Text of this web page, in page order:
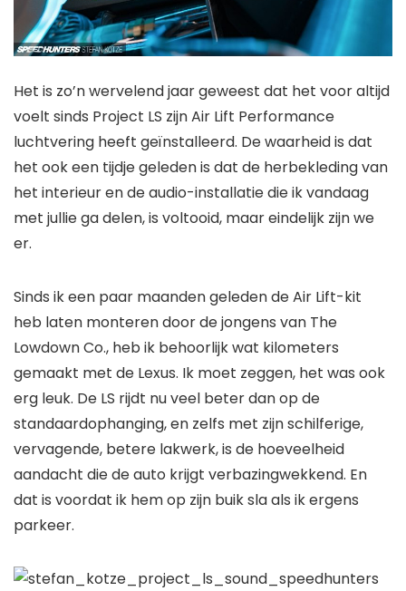
Het is zo’n wervelend jaar geweest dat het voor altijd
voelt sinds Project LS zijn Air Lift Performance
luchtvering heeft geïnstalleerd. De waarheid is dat
het ook een tijdje geleden is dat de herbekleding van
het interieur en de audio-installatie die ik vandaag
met jullie ga delen, is voltooid, maar eindelijk zijn we
er.
Sinds ik een paar maanden geleden de Air Lift-kit
heb laten monteren door de jongens van The
Lowdown Co., heb ik behoorlijk wat kilometers
gemaakt met de Lexus. Ik moet zeggen, het was ook
erg leuk. De LS rijdt nu veel beter dan op de
standaardophanging, en zelfs met zijn schilferige,
vervagende, betere lakwerk, is de hoeveelheid
aandacht die de auto krijgt verbazingwekkend. En
dat is voordat ik hem op zijn buik sla als ik ergens
parkeer.